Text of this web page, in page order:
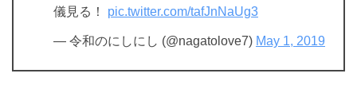
儀見る！ pic.twitter.com/tafJnNaUg3
— 令和のにしにし (@nagatolove7) May 1, 2019